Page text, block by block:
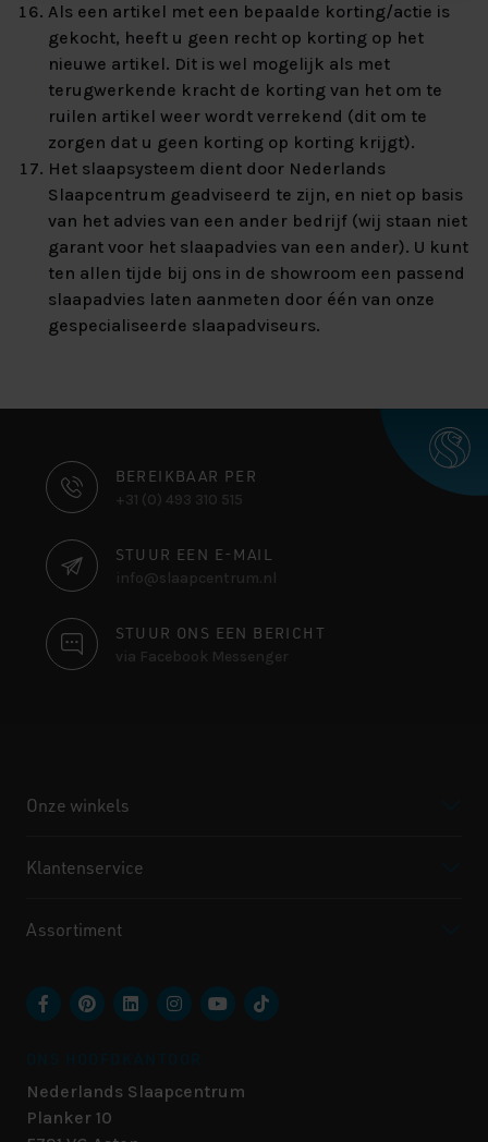
Als een artikel met een bepaalde korting/actie is
gekocht, heeft u geen recht op korting op het
nieuwe artikel. Dit is wel mogelijk als met
terugwerkende kracht de korting van het om te
ruilen artikel weer wordt verrekend (dit om te
zorgen dat u geen korting op korting krijgt).
Het slaapsysteem dient door Nederlands
Slaapcentrum geadviseerd te zijn, en niet op basis
van het advies van een ander bedrijf (wij staan niet
garant voor het slaapadvies van een ander). U kunt
ten allen tijde bij ons in de showroom een passend
slaapadvies laten aanmeten door één van onze
gespecialiseerde slaapadviseurs.
CONTACT
INFORMATIE
BEREIKBAAR PER
+31 (0) 493 310 515
STUUR EEN E-MAIL
info@slaapcentrum.nl
STUUR ONS EEN BERICHT
via Facebook Messenger
Onze winkels
Klantenservice
Assortiment
Nederlands Slaapcentrum
Planker 10